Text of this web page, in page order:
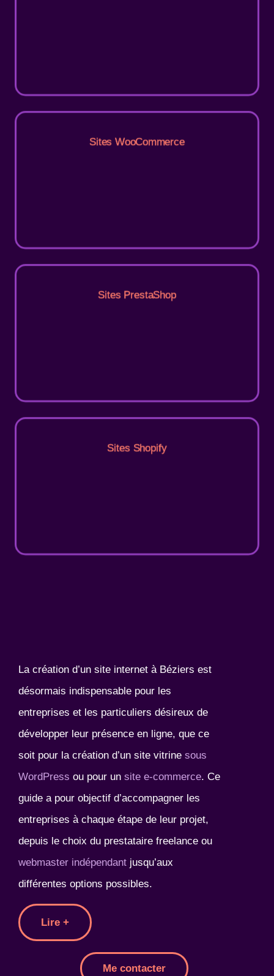
Sites WooCommerce
Sites PrestaShop
Sites Shopify
La création d’un site internet à Béziers est
désormais indispensable pour les
entreprises et les particuliers désireux de
développer leur présence en ligne, que ce
soit pour la création d’un site vitrine sous
WordPress ou pour un site e-commerce. Ce
guide a pour objectif d’accompagner les
entreprises à chaque étape de leur projet,
depuis le choix du prestataire freelance ou
webmaster indépendant jusqu’aux
différentes options possibles.
Lire +
Me contacter